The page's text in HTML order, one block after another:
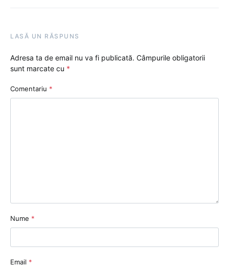
LASĂ UN RĂSPUNS
Adresa ta de email nu va fi publicată. Câmpurile obligatorii
sunt marcate cu *
Comentariu *
Nume *
Email *